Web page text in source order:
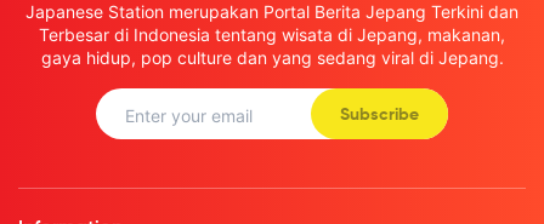
Japanese Station merupakan Portal Berita Jepang Terkini dan
Terbesar di Indonesia tentang wisata di Jepang, makanan,
gaya hidup, pop culture dan yang sedang viral di Jepang.
Subscribe